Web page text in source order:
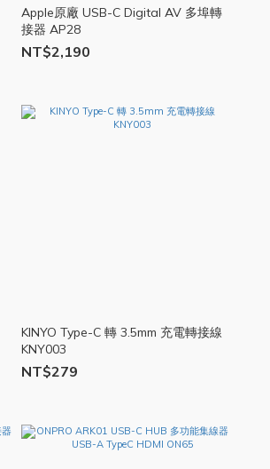
Apple原廠 USB-C Digital AV 多埠轉
接器 AP28
NT$2,190
KINYO Type-C 轉 3.5mm 充電轉接線
KNY003
NT$279